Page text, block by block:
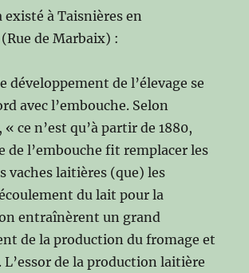
existé à Taisnières en
de Marbaix) :
développement de l’élevage se
avec l’embouche. Selon
ce n’est qu’à partir de 1880,
de l’embouche fit remplacer les
vaches laitières (que) les
du lait pour la
entraînèrent un grand
de la production du fromage et
de la production laitière